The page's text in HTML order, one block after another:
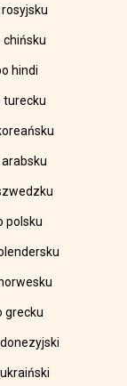
chińsku
hindi
turecku
polsku
grecku